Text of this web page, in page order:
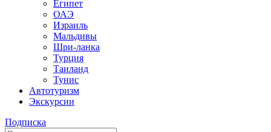
Египет
ОАЭ
Израиль
Мальдивы
Шри-ланка
Турция
Таиланд
Тунис
Автотуризм
Экскурсии
Подписка